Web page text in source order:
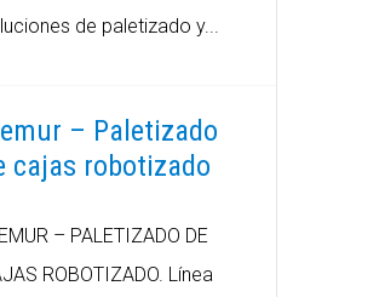
de paletizado y...
– Paletizado
cajas robotizado
– PALETIZADO DE
ROBOTIZADO. Línea